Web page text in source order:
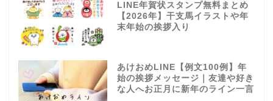
LINE年賀状スタンプ無料まとめ
【2026年】干支馬イラストや年
末年始の挨拶入り
あけおめLINE【例文100例】年
始の挨拶メッセージ｜友達や好き
な人へお正月に新年のライン一言